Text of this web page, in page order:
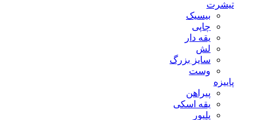
تیشرت
بیسیک
چاپی
یقه دار
لش
سایز بزرگ
وست
پاییزه
پیراهن
یقه اسکی
پلیور